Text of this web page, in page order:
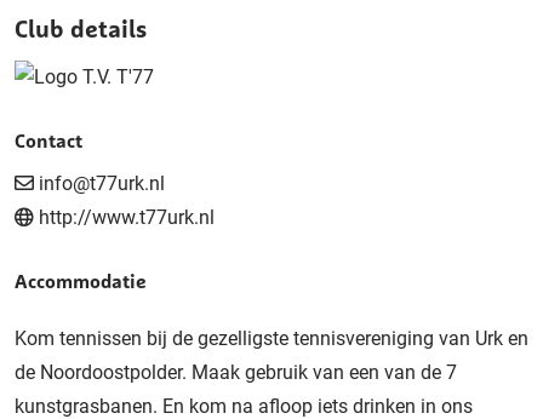
Club details
Contact
info@t77urk.nl
http://www.t77urk.nl
Accommodatie
Kom tennissen bij de gezelligste tennisvereniging van Urk en
de Noordoostpolder. Maak gebruik van een van de 7
kunstgrasbanen. En kom na afloop iets drinken in ons